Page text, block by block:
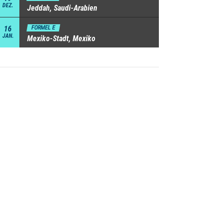
DEZ. Jeddah, Saudi-Arabien
16
JAN.
FORMEL E
Mexiko-Stadt, Mexiko